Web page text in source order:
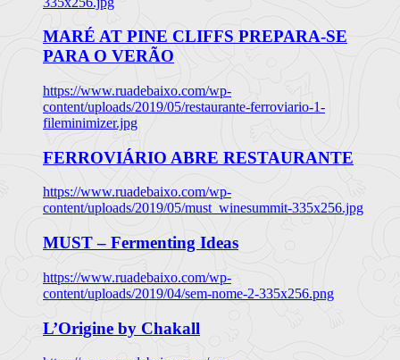
MARÉ AT PINE CLIFFS PREPARA-SE
PARA O VERÃO
https://www.ruadebaixo.com/wp-
content/uploads/2019/05/restaurante-ferroviario-1-
fileminimizer.jpg
FERROVIÁRIO ABRE RESTAURANTE
https://www.ruadebaixo.com/wp-
content/uploads/2019/05/must_winesummit-335x256.jpg
MUST – Fermenting Ideas
https://www.ruadebaixo.com/wp-
content/uploads/2019/04/sem-nome-2-335x256.png
L’Origine by Chakall